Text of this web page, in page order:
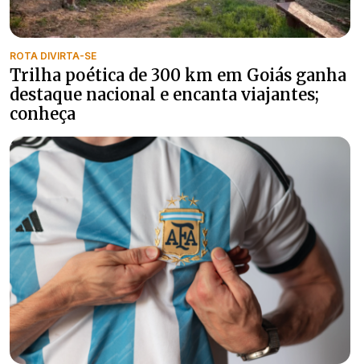
ROTA DIVIRTA-SE
Trilha poética de 300 km em Goiás ganha
destaque nacional e encanta viajantes;
conheça